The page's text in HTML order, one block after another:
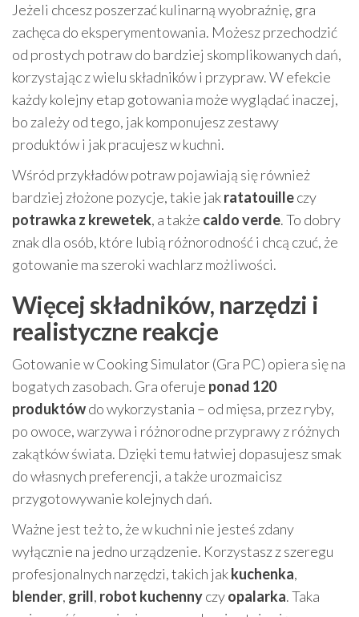
Jeżeli chcesz poszerzać kulinarną wyobraźnię, gra
zachęca do eksperymentowania. Możesz przechodzić
od prostych potraw do bardziej skomplikowanych dań,
korzystając z wielu składników i przypraw. W efekcie
każdy kolejny etap gotowania może wyglądać inaczej,
bo zależy od tego, jak komponujesz zestawy
produktów i jak pracujesz w kuchni.
Wśród przykładów potraw pojawiają się również
bardziej złożone pozycje, takie jakratatouilleczy
potrawka z krewetek, a także caldo verde. To dobry
znak dla osób, które lubią różnorodność i chcą czuć, że
gotowanie ma szeroki wachlarz możliwości.
Więcej składników, narzędzi i
realistyczne reakcje
Gotowanie w Cooking Simulator (Gra PC) opiera się na
bogatych zasobach. Gra oferuje ponad 120
produktówdo wykorzystania – od mięsa, przez ryby,
po owoce, warzywa i różnorodne przyprawy z różnych
zakątków świata. Dzięki temu łatwiej dopasujesz smak
do własnych preferencji, a także urozmaicisz
przygotowywanie kolejnych dań.
Ważne jest też to, że w kuchni nie jesteś zdany
wyłącznie na jedno urządzenie. Korzystasz z szeregu
profesjonalnych narzędzi, takich jakkuchenka,
blender, grill, robot kuchennyczyopalarka. Taka